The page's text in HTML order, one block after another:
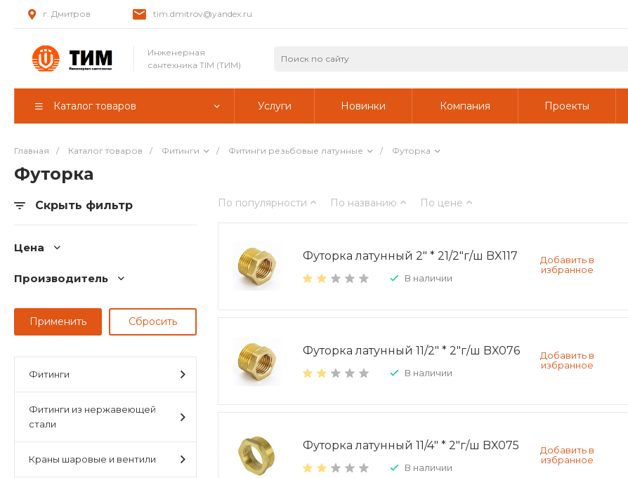
г. Дмитров tim.dmitrov@yandex.ru
Инженерная
сантехника TIM (ТИМ)
Каталог товаров Услуги Новинки Компания Проекты
Главная / Каталог товаров / Фитинги / Фитинги резьбовые латунные / Футорка
Футорка
Скрыть фильтр
Цена
Производитель
Фитинги
Фитинги из нержавеющей
стали
Краны шаровые и вентили
По популярности По названию По цене
Футорка латунный 2" * 21/2"г/ш BX117
В наличии
Футорка латунный 11/2" * 2"г/ш BX076
В наличии
Футорка латунный 11/4" * 2"г/ш BX075
В наличии